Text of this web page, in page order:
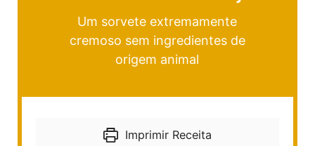
Um sorvete extremamente
cremoso sem ingredientes de
origem animal
Imprimir Receita